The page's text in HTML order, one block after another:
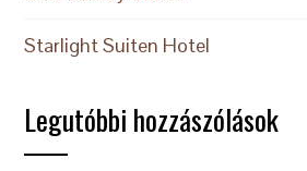
Starlight Suiten Hotel
Legutóbbi hozzászólások